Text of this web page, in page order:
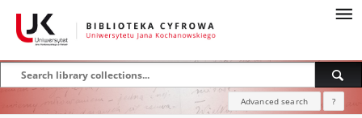
Advanced search ?